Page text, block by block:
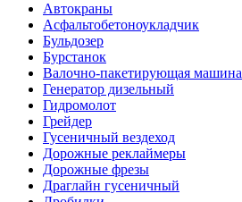
Автокраны
Асфальтобетоноукладчик
Бульдозер
Бурстанок
Валочно-пакетирующая машина
Генератор дизельный
Гидромолот
Грейдер
Гусеничный вездеход
Дорожные реклаймеры
Дорожные фрезы
Драглайн гусеничный